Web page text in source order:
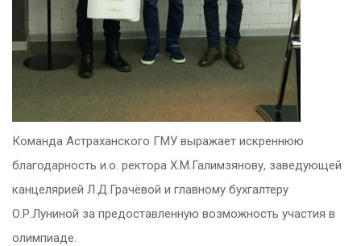
Команда Астраханского ГМУ выражает искреннюю
благодарность и.о. ректора Х.М.Галимзянову, заведующей
канцелярией Л.Д.Грачёвой и главному бухгалтеру
О.Р.Луниной за предоставленную возможность участия в
олимпиаде.